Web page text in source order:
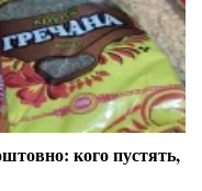
кого пустять,